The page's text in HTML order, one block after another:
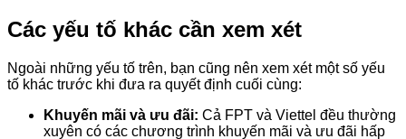
Các yếu tố khác cần xem xét
Ngoài những yếu tố trên, bạn cũng nên xem xét một số yếu
tố khác trước khi đưa ra quyết định cuối cùng:
Khuyến mãi và ưu đãi: Cả FPT và Viettel đều thường
xuyên có các chương trình khuyến mãi và ưu đãi hấp